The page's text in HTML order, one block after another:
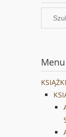
Menu